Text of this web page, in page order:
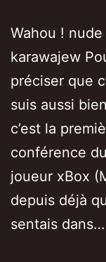
Wahou !
karawajew
préciser que
suis aussi
c’est la
conférence
joueur xBox
depuis déjà
sentais dans…